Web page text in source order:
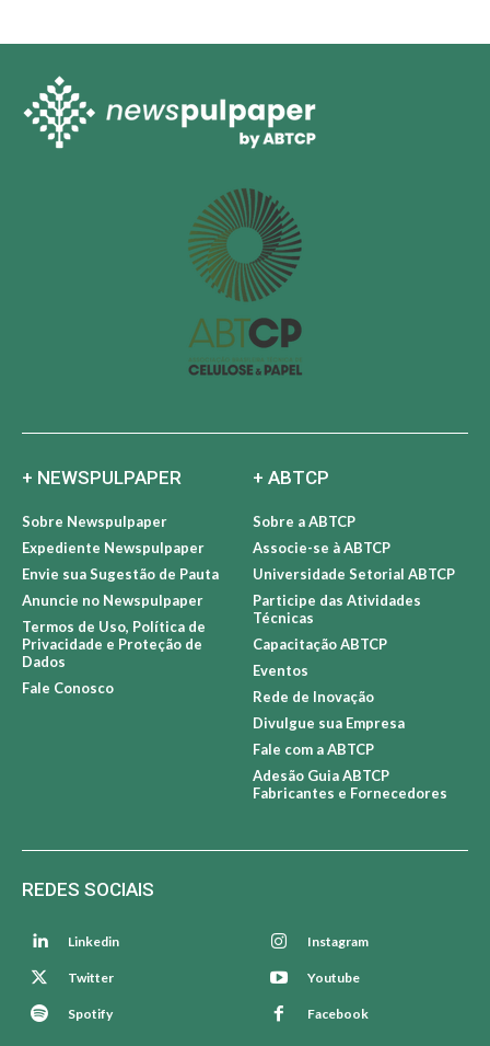
+ NEWSPULPAPER
Sobre Newspulpaper
Expediente Newspulpaper
Envie sua Sugestão de Pauta
Anuncie no Newspulpaper
Termos de Uso, Política de
Privacidade e Proteção de
Dados
Fale Conosco
+ ABTCP
Sobre a ABTCP
Associe-se à ABTCP
Universidade Setorial ABTCP
Participe das Atividades
Técnicas
Capacitação ABTCP
Eventos
Rede de Inovação
Divulgue sua Empresa
Fale com a ABTCP
Adesão Guia ABTCP
Fabricantes e Fornecedores
REDES SOCIAIS
Linkedin Instagram
Twitter Youtube
Spotify Facebook